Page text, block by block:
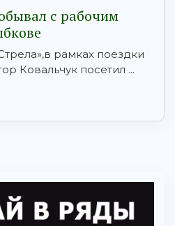
с рабочим
рамках поездки
Ковальчук посетил ...